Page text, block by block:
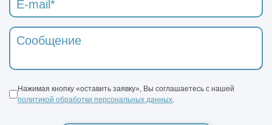
Нажимая кнопку «оставить заявку», Вы соглашаетесь с нашей
политикой обработки персональных данных